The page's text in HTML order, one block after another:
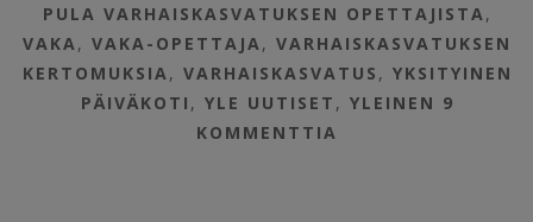
PULA VARHAISKASVATUKSEN OPETTAJISTA ,
VAKA ,VAKA-OPETTAJA ,VARHAISKASVATUKSEN
KERTOMUKSIA , VARHAISKASVATUS , YKSITYINEN
PÄIVÄKOTI , YLE UUTISET , YLEINEN 9
KOMMENTTIA